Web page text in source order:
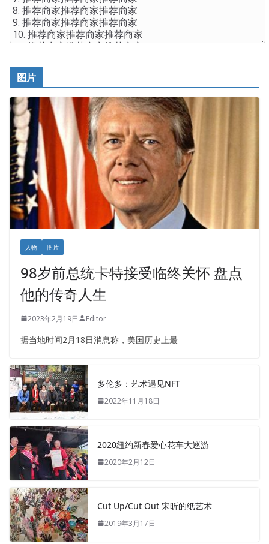
图片
人物 图片
98岁前总统卡特接受临终关怀 盘点
他的传奇人生
2023年2月19日 Editor
据当地时间2月18日消息称，美国历史上最
多伦多：艺术遇见NFT
2022年11月18日
2020纽约新春爱心花车大巡游
2020年2月12日
Cut Up/Cut Out 宋昕的纸艺术
2019年3月17日